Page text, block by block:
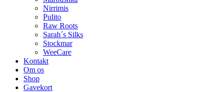
Nirrimis
Pulito
Raw Roots
Sarah´s Silks
Stockmar
WeeCare
Kontakt
Om os
Shop
Gavekort